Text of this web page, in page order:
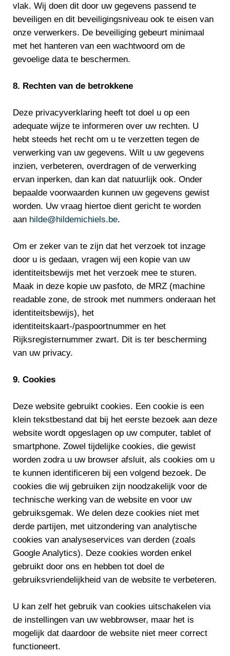
vlak. Wij doen dit door uw gegevens passend te
beveiligen en dit beveiligingsniveau ook te eisen van
onze verwerkers. De beveiliging gebeurt minimaal
met het hanteren van een wachtwoord om de
gevoelige data te beschermen.
8. Rechten van de betrokkene
Deze privacyverklaring heeft tot doel u op een
adequate wijze te informeren over uw rechten. U
hebt steeds het recht om u te verzetten tegen de
verwerking van uw gegevens. Wilt u uw gegevens
inzien, verbeteren, overdragen of de verwerking
ervan inperken, dan kan dat natuurlijk ook. Onder
bepaalde voorwaarden kunnen uw gegevens gewist
worden. Uw vraag hiertoe dient gericht te worden
aan hilde@hildemichiels.be.
Om er zeker van te zijn dat het verzoek tot inzage
door u is gedaan, vragen wij een kopie van uw
identiteitsbewijs met het verzoek mee te sturen.
Maak in deze kopie uw pasfoto, de MRZ (machine
readable zone, de strook met nummers onderaan het
identiteitsbewijs), het
identiteitskaart-/paspoortnummer en het
Rijksregisternummer zwart. Dit is ter bescherming
van uw privacy.
9. Cookies
Deze website gebruikt cookies. Een cookie is een
klein tekstbestand dat bij het eerste bezoek aan deze
website wordt opgeslagen op uw computer, tablet of
smartphone. Zowel tijdelijke cookies, die gewist
worden zodra u uw browser afsluit, als cookies om u
te kunnen identificeren bij een volgend bezoek. De
cookies die wij gebruiken zijn noodzakelijk voor de
technische werking van de website en voor uw
gebruiksgemak. We delen deze cookies niet met
derde partijen, met uitzondering van analytische
cookies van analyseservices van derden (zoals
Google Analytics). Deze cookies worden enkel
gebruikt door ons en hebben tot doel de
gebruiksvriendelijkheid van de website te verbeteren.
U kan zelf het gebruik van cookies uitschakelen via
de instellingen van uw webbrowser, maar het is
mogelijk dat daardoor de website niet meer correct
functioneert.